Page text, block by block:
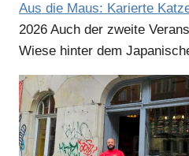
Aus die Maus: Karierte
2026 Auch der zweite
Wiese hinter dem